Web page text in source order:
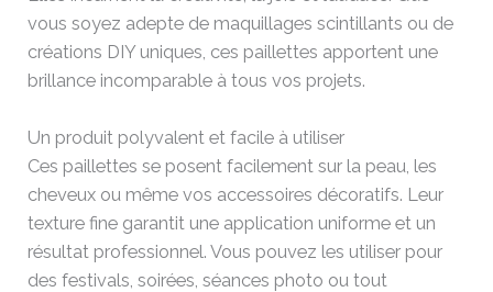
vous soyez adepte de maquillages scintillants ou de
créations DIY uniques, ces paillettes apportent une
brillance incomparable à tous vos projets.
Un produit polyvalent et facile à utiliser
Ces paillettes se posent facilement sur la peau, les
cheveux ou même vos accessoires décoratifs. Leur
texture fine garantit une application uniforme et un
résultat professionnel. Vous pouvez les utiliser pour
des festivals, soirées, séances photo ou tout